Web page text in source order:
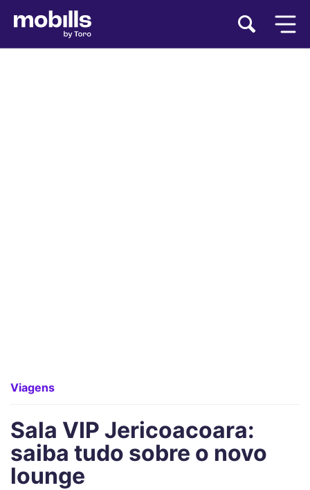
Viagens
Sala VIP Jericoacoara:
saiba tudo sobre o novo
lounge